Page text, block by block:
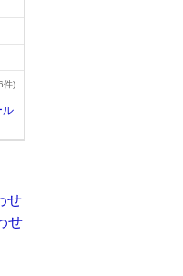
件)
ル